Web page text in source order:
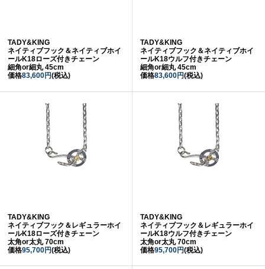
TADY&KING
ネイティブフック＆ネイティブホイ
ールK18ローズ付きチェーン
細角or細丸 45cm
価格83,600円(税込)
TADY&KING
ネイティブフック＆ネイティブホイ
ールK18ウルフ付きチェーン
細角or細丸 45cm
価格83,600円(税込)
TADY&KING
ネイティブフック＆レギュラーホイ
ールK18ローズ付きチェーン
太角or太丸 70cm
価格95,700円(税込)
TADY&KING
ネイティブフック＆レギュラーホイ
ールK18ウルフ付きチェーン
太角or太丸 70cm
価格95,700円(税込)